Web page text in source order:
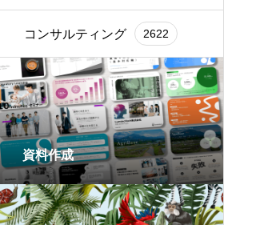
コンサルティング 2622
資料作成